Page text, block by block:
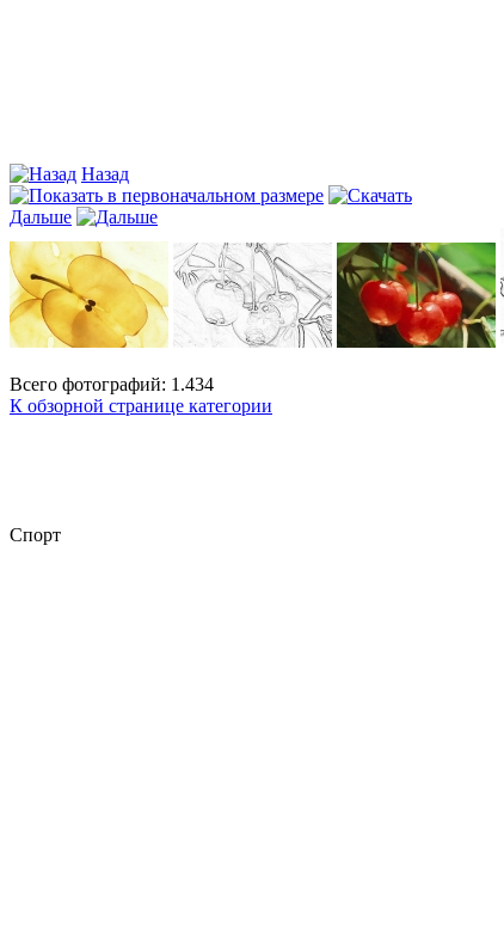
Назад
Дальше
Всего фотографий: 1.434
К обзорной странице категории
Спорт